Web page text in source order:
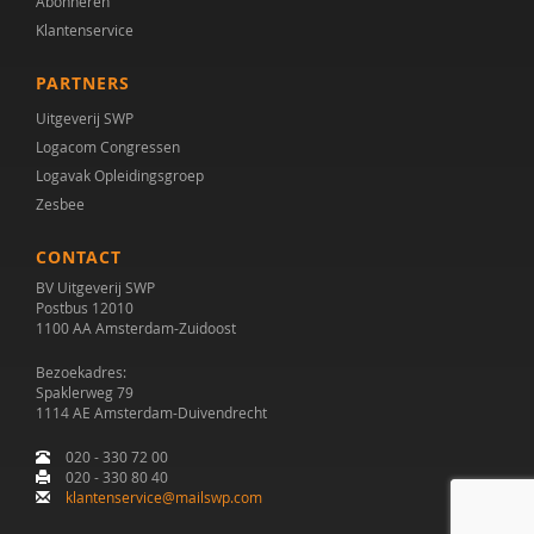
Christiaan Heelen
Isabelle Hénault
R.P.J. Hendriks
Ruud Hendriks
Gerard Hornstra
Ernst Horwitz
Anja Huizink
Esther I. de Bruin
Clara van Karnebeek
Klantenservice
PARTNERS
Uitgeverij SWP
Logacom Congressen
Logavak Opleidingsgroep
Zesbee
CONTACT
BV Uitgeverij SWP
Postbus 12010
1100 AA Amsterdam-Zuidoost
Bezoekadres:
Spaklerweg 79
1114 AE Amsterdam-Duivendrecht
020 - 330 72 00
020 - 330 80 40
klantenservice@mailswp.com